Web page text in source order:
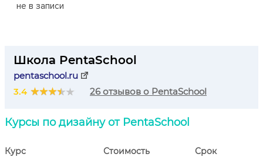
не в записи
Школа PentaSchool
pentaschool.ru
3.4
26 отзывов о PentaSchool
Курсы по дизайну от PentaSchool
Курс Стоимость Срок